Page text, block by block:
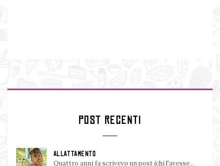
POST RECENTI
ALLATTAMENTO
Quattro anni fa scrivevo un post (chi l'avesse...